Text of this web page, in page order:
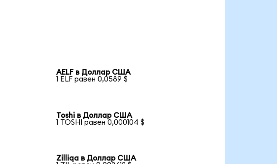
AELF в Доллар США
1 ELF равен 0,0589 $
Toshi в Доллар США
1 TOSHI равен 0,000104 $
Zilliqa в Доллар США